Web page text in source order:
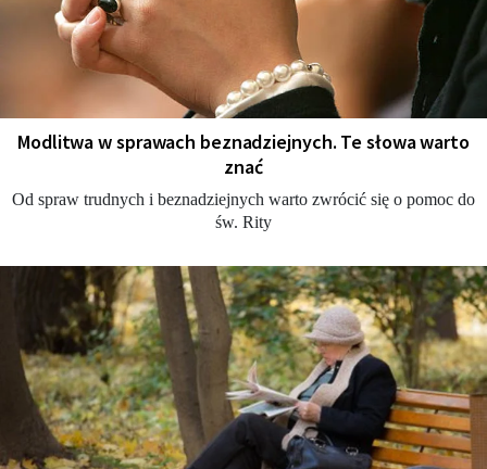
Modlitwa w sprawach beznadziejnych. Te słowa warto
znać
Od spraw trudnych i beznadziejnych warto zwrócić się o pomoc do
św. Rity